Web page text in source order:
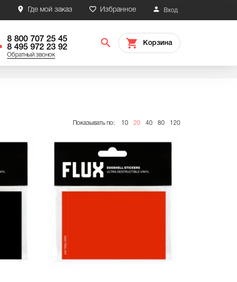
Вход
Избранное
Где мой заказ
8 800 707 25 45
8 495 972 23 92
Обратный звонок
Корзина
Показывать по: 10 20 40 80 120